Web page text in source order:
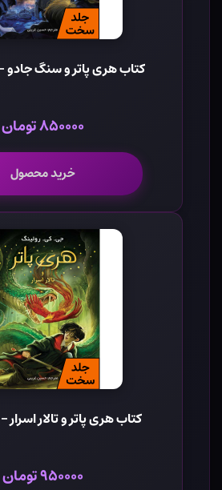
کتاب هری پاتر و سنگ
۸۵۰۰۰۰ تومان
خرید محصول
کتاب هری پاتر و تالار
۹۵۰۰۰۰ تومان